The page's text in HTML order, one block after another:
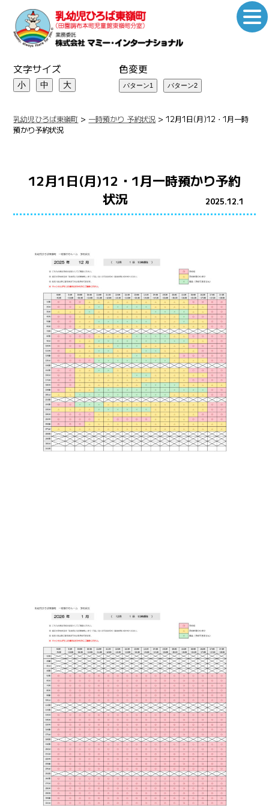
文字サイズ
小 中 大
色変更
乳幼児ひろば東嶺町 > 一時預かり 予約状況 >12月1日(月)12・1月一時
預かり予約状況
12月1日(月)12・1月一時預かり予約
状況
2025.12.1